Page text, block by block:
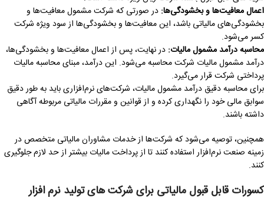
اعمال معافیت‌ها و بخشودگی‌ها: در صورتی که شرکت مشمول معافیت‌ها و
بخشودگی‌های مالیاتی باشد، این معافیت‌ها و بخشودگی‌ها از سود ویژه شرکت
کسر می‌شود.
محاسبه درآمد مشمول مالیات: در نهایت، پس از اعمال معافیت‌ها و بخشودگی‌ها،
درآمد مشمول مالیات شرکت محاسبه می‌شود. این درآمد، مبنای محاسبه مالیات
پرداختی شرکت قرار می‌گیرد.
برای محاسبه دقیق درآمد مشمول مالیات، شرکت‌های نرم‌افزاری باید به طور دقیق
سوابق مالی خود را نگهداری کرده و از قوانین و مقررات مالیاتی مربوطه آگاهی
داشته باشند.
همچنین، توصیه می‌شود که شرکت‌ها از خدمات مشاوران مالیاتی متخصص در
زمینه صنعت نرم‌افزار استفاده کنند تا از پرداخت مالیات بیشتر از حد لازم جلوگیری
کنند.
کسورات قابل قبول مالیاتی برای شرکت های تولید نرم افزار